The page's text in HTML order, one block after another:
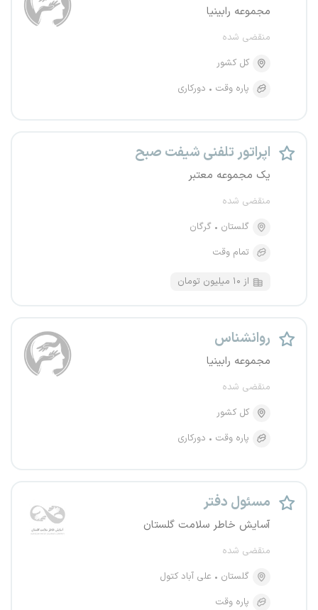
مجموعه رابینیا
منقضی شده
کل کشور
پاره وقت
دورکاری
اپراتور تلفنی شیفت صبح
یک مجموعه معتبر
منقضی شده
گلستان
گرگان
تمام وقت
از ۱۰ میلیون تومان
روانشناس
مجموعه رابینیا
منقضی شده
کل کشور
پاره وقت
دورکاری
مسئول دفتر
آسایش خاطر سلامت گلستان
منقضی شده
گلستان
علی آباد کتول
پاره وقت